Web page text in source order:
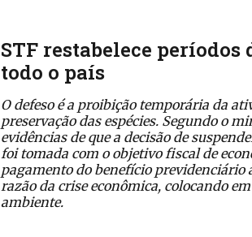
STF restabelece períodos
todo o país
O defeso é a proibição temporária da
preservação das espécies. Segundo o
evidências de que a decisão de
foi tomada com o objetivo fiscal de
pagamento do benefício previdenciário
razão da crise econômica, colocando
ambiente.